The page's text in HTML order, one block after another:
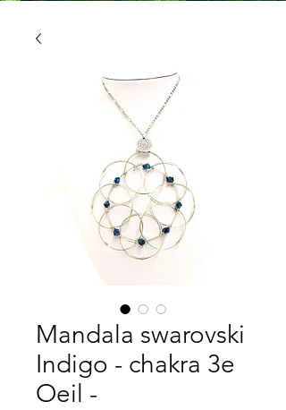
Mandala swarovski
Indigo - chakra 3e
Oeil -